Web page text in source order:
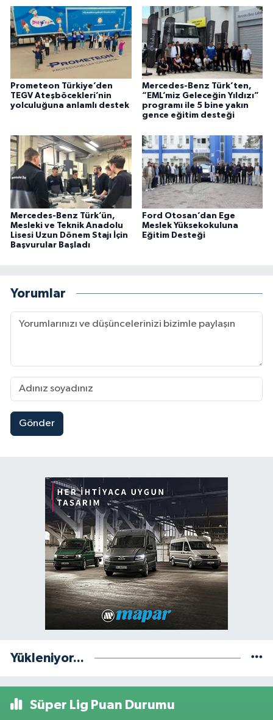
Prometeon Türkiye’den
TEGV Ateşböcekleri’nin
yolculuğuna anlamlı destek
Mercedes-Benz Türk’ten,
“EML’miz Geleceğin Yıldızı”
programı ile 5 bine yakın
gence eğitim desteği
Mercedes-Benz Türk’ün,
Mesleki ve Teknik Anadolu
Lisesi Uzun Dönem Stajı İçin
Başvurular Başladı
Ford Otosan’dan Ege
Meslek Yüksekokuluna
Eğitim Desteği
Yorumlar
Gönder
Yükleniyor...
Süper Lig Puan Durumu